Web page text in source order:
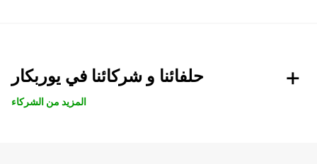
حلفائنا و شركائنا في يوربكار
المزيد من الشركاء